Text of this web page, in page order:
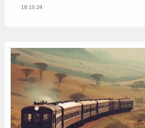
18.10.24